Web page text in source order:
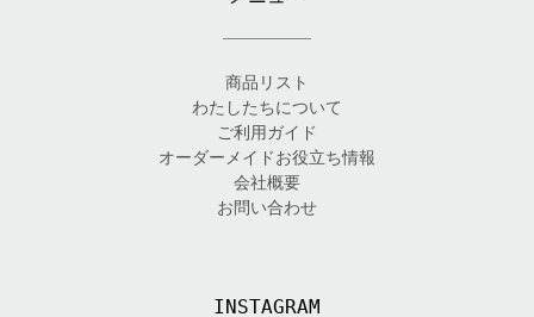
商品リスト
わたしたちについて
ご利用ガイド
オーダーメイドお役立ち情報
会社概要
お問い合わせ
INSTAGRAM